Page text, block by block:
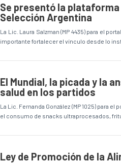
Se presentó la
Selección Argentina
La Lic. Laura Salzman (MP 4435) para el
importante fortalecer el vínculo desde lo
El Mundial, la picada y la
salud en los partidos
La Lic. Fernanda González (MP 1025) para
el consumo de snacks ultraprocesados,
Ley de Promoción de la